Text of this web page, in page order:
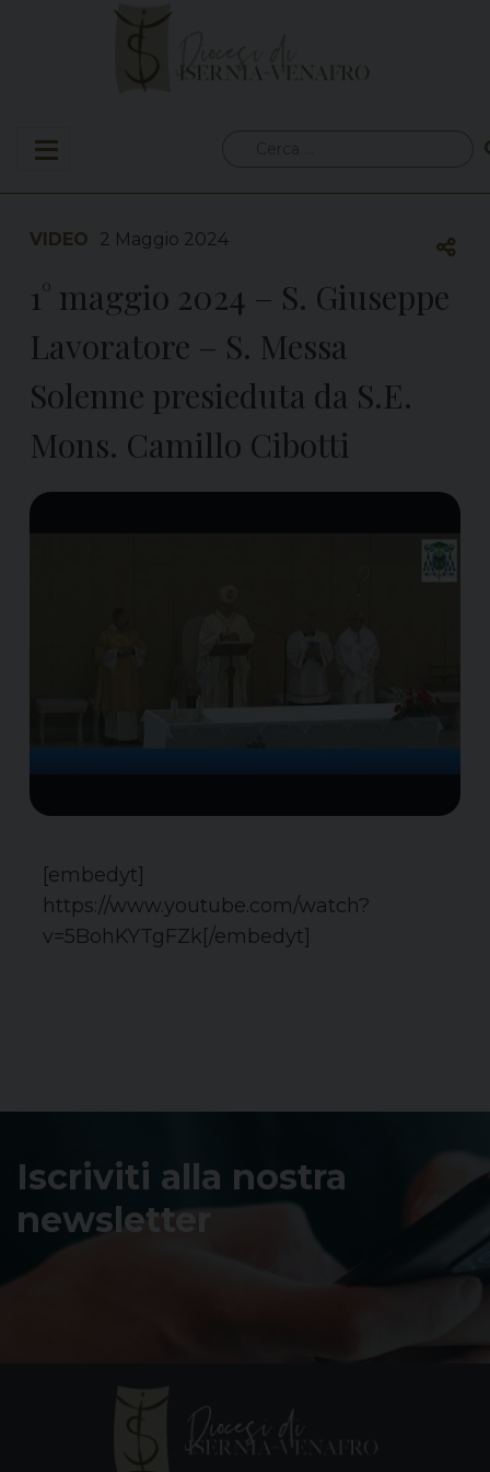
per:
VIDEO 2 Maggio 2024
1° maggio 2024 – S. Giuseppe
Lavoratore – S. Messa
Solenne presieduta da S.E.
Mons. Camillo Cibotti
[embedyt]
https://www.youtube.com/watch?
v=5BohKYTgFZk[/embedyt]
Iscriviti alla nostra
newsletter